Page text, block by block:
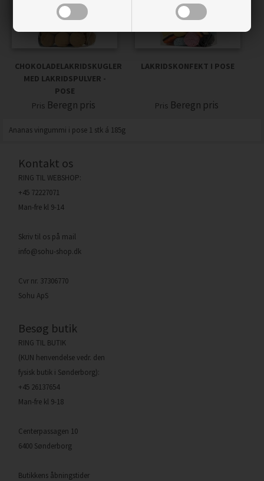
CHOKOLADELAKRIDSKUGLER
MED LAKRIDSPULVER -
POSE
Pris Beregn pris
LAKRIDSKONFEKT I POSE
Pris Beregn pris
Ananas vingummi i pose 1 stk á 185g
Kontakt os
RING TIL WEBSHOP:
+45 72227071
Man-fre kl 9-14
Skriv til os på mail
info@sohu-shop.dk
Cvr nr. 37306770
Sohu ApS
Besøg butik
RING TIL BUTIK
(KUN henvendelse vedr. den
fysisk butik i Sønderborg):
+45 26137654
Man-fre kl 9-18
Centerpassagen 10
6400 Sønderborg
Butikkens åbningstider